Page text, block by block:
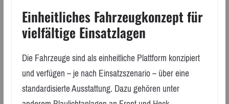
Einheitliches Fahrzeugkonzept für
vielfältige Einsatzlagen
Die Fahrzeuge sind als einheitliche Plattform konzipiert
und verfügen – je nach Einsatzszenario – über eine
standardisierte Ausstattung. Dazu gehören unter